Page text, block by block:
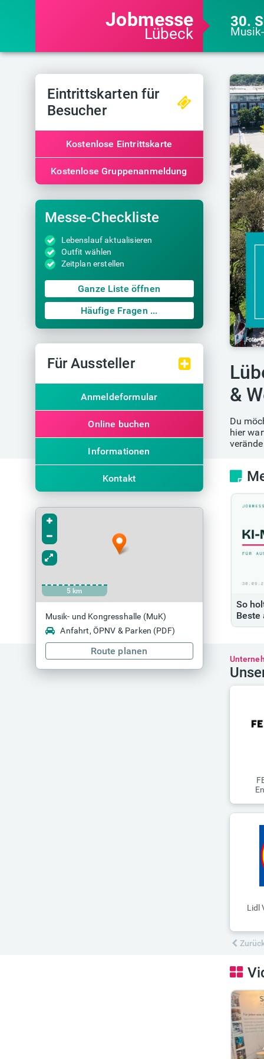
Jobmesse
Lübeck
30.
&
Du
hier
So
Beste
Lidl
Eintrittskarten für
Besucher
Kostenlose Eintrittskarte
Kostenlose Gruppenanmeldung
Messe-Checkliste
Lebenslauf aktualisieren
Outfit wählen
Zeitplan erstellen
Ganze Liste öffnen
Häufige Fragen ...
Für Aussteller
Anmeldeformular
Online buchen
Informationen
Kontakt
5 km
Musik- und Kongresshalle (MuK)
Anfahrt, ÖPNV & Parken (PDF)
Route planen